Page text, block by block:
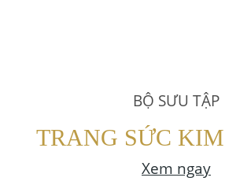
BỘ SƯU TẬP
TRANG SỨC
Xem ngay